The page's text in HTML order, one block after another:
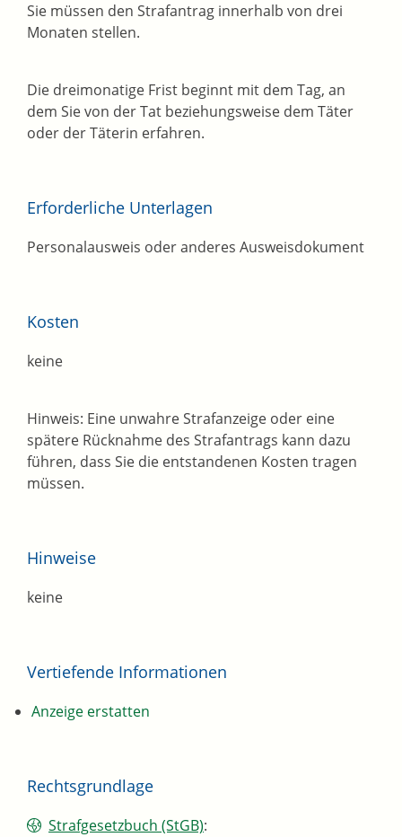
Sie müssen den Strafantrag innerhalb von drei
Monaten stellen.
Die dreimonatige Frist beginnt mit dem Tag, an
dem Sie von der Tat beziehungsweise dem Täter
oder der Täterin erfahren.
Erforderliche Unterlagen
Personalausweis oder anderes Ausweisdokument
Kosten
keine
Hinweis: Eine unwahre Strafanzeige oder eine
spätere Rücknahme des Strafantrags kann dazu
führen, dass Sie die entstandenen Kosten tragen
müssen.
Hinweise
keine
Vertiefende Informationen
Anzeige erstatten
Rechtsgrundlage
Strafgesetzbuch (StGB):